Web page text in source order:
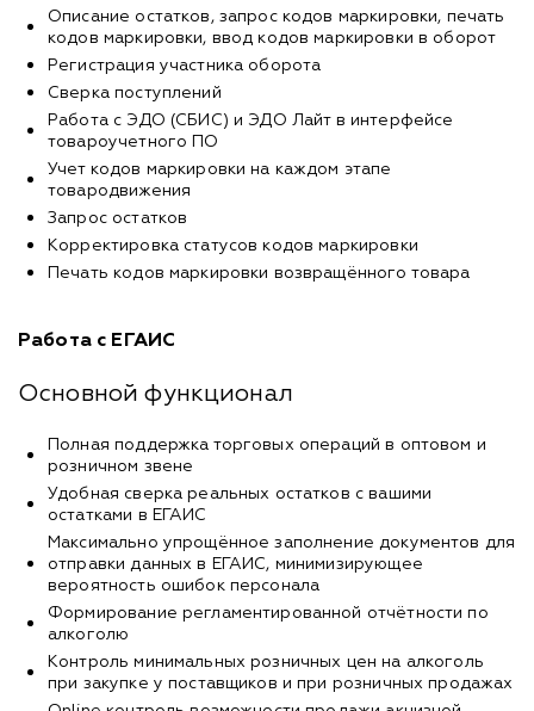
Описание остатков, запрос кодов маркировки, печать
кодов маркировки, ввод кодов маркировки в оборот
Регистрация участника оборота
Сверка поступлений
Работа с ЭДО (СБИС) и ЭДО Лайт в интерфейсе
товароучетного ПО
Учет кодов маркировки на каждом этапе
товародвижения
Запрос остатков
Корректировка статусов кодов маркировки
Печать кодов маркировки возвращённого товара
Работа с ЕГАИС
Основной функционал
Полная поддержка торговых операций в оптовом и
розничном звене
Удобная сверка реальных остатков с вашими
остатками в ЕГАИС
Максимально упрощённое заполнение документов для
отправки данных в ЕГАИС, минимизирующее
вероятность ошибок персонала
Формирование регламентированной отчётности по
алкоголю
Контроль минимальных розничных цен на алкоголь
при закупке у поставщиков и при розничных продажах